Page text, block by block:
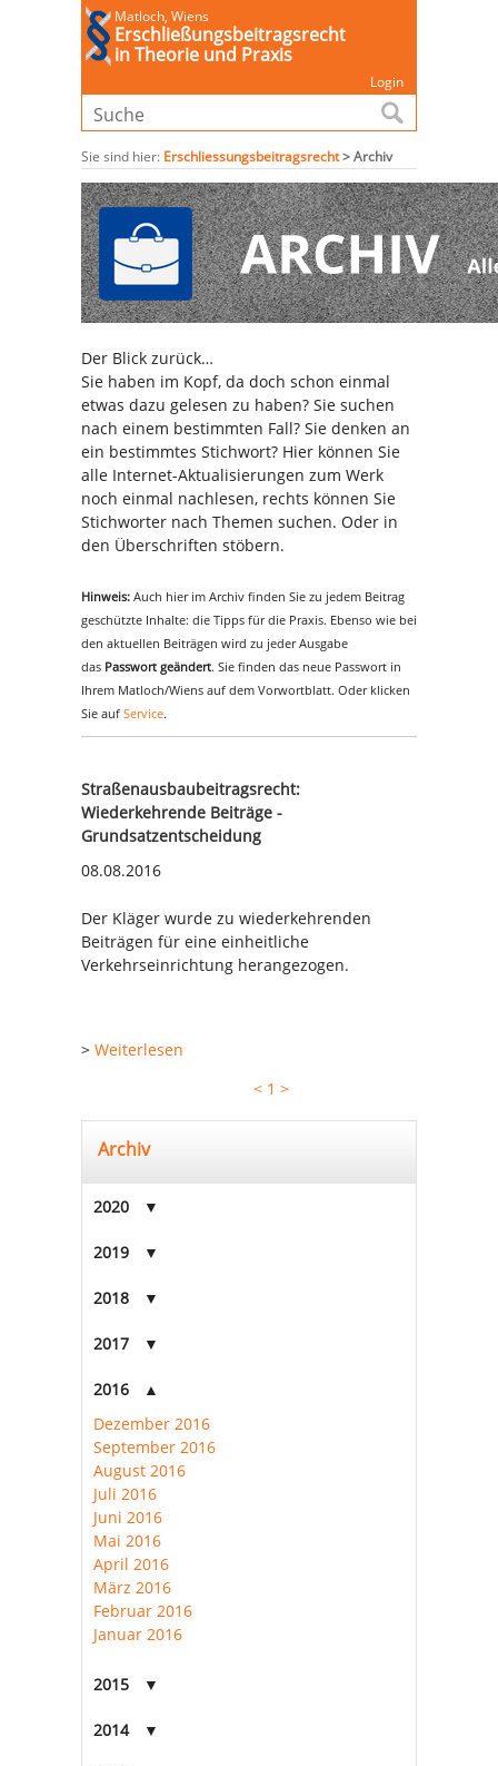
Matloch, Wiens
Erschließungsbeitragsrecht
in Theorie und Praxis
Login
Sie sind hier: Erschliessungsbeitragsrecht>Archiv
Der Blick zurück…
Sie haben im Kopf, da doch schon einmal
etwas dazu gelesen zu haben? Sie suchen
nach einem bestimmten Fall? Sie denken an
ein bestimmtes Stichwort? Hier können Sie
alle Internet-Aktualisierungen zum Werk
noch einmal nachlesen, rechts können Sie
Stichworter nach Themen suchen. Oder in
den Überschriften stöbern.
Hinweis: Auch hier im Archiv finden Sie zu jedem Beitrag
geschützte Inhalte: die Tipps für die Praxis. Ebenso wie bei
den aktuellen Beiträgen wird zu jeder Ausgabe
das Passwort geändert. Sie finden das neue Passwort in
Ihrem Matloch/Wiens auf dem Vorwortblatt. Oder klicken
Sie auf Service.
Straßenausbaubeitragsrecht:
Wiederkehrende Beiträge -
Grundsatzentscheidung
08.08.2016
Der Kläger wurde zu wiederkehrenden
Beiträgen für eine einheitliche
Verkehrseinrichtung herangezogen.
> Weiterlesen
< 1 >
Archiv
2020
2019
2018
2017
2016
Dezember 2016
September 2016
August 2016
Juli 2016
Juni 2016
Mai 2016
April 2016
März 2016
Februar 2016
Januar 2016
2015
2014